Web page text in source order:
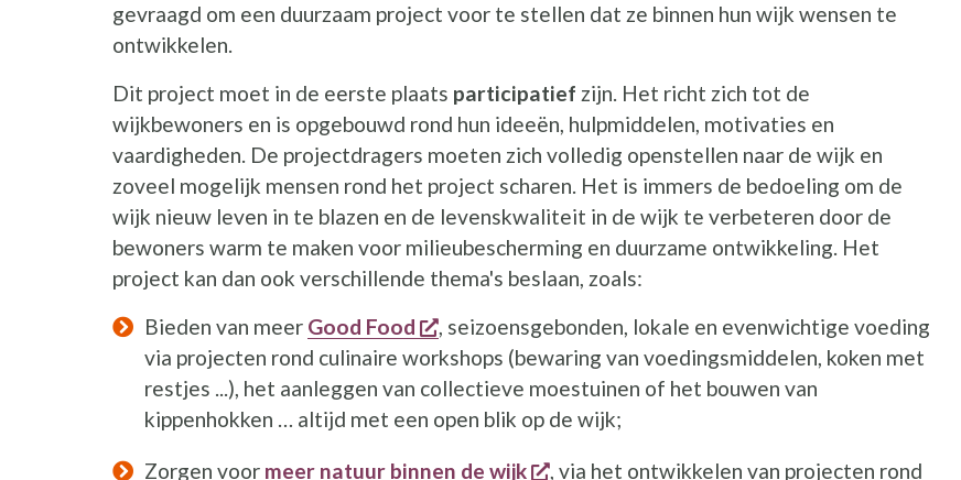
gevraagd om een duurzaam project voor te stellen dat ze binnen hun wijk wensen te
ontwikkelen.
Dit project moet in de eerste plaats participatief zijn. Het richt zich tot de
wijkbewoners en is opgebouwd rond hun ideeën, hulpmiddelen, motivaties en
vaardigheden. De projectdragers moeten zich volledig openstellen naar de wijk en
zoveel mogelijk mensen rond het project scharen. Het is immers de bedoeling om de
wijk nieuw leven in te blazen en de levenskwaliteit in de wijk te verbeteren door de
bewoners warm te maken voor milieubescherming en duurzame ontwikkeling. Het
project kan dan ook verschillende thema's beslaan, zoals:
Bieden van meer Good Food opent een nieuw venster
, seizoensgebonden, lokale en evenwichtige voeding
via projecten rond culinaire workshops (bewaring van voedingsmiddelen, koken met
restjes ...), het aanleggen van collectieve moestuinen of het bouwen van
kippenhokken … altijd met een open blik op de wijk;
Zorgen voor meer natuur binnen de wijk opent een nieuw venster
, via het ontwikkelen van projecten rond